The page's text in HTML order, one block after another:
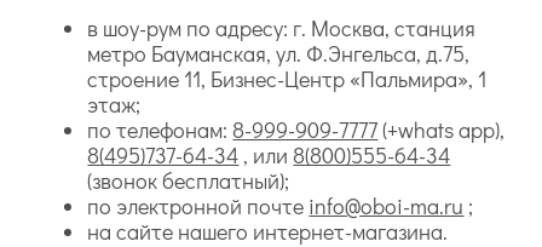
в шоу-рум по адресу: г. Москва, станция
метро Бауманская, ул. Ф.Энгельса, д.75,
строение 11, Бизнес-Центр «Пальмира», 1
этаж;
по телефонам: 8-999-909-7777(+whats app),
8(495)737-64-34 , или 8(800)555-64-34
(звонок бесплатный);
по электронной почте info@oboi-ma.ru ;
на сайте нашего интернет-магазина.